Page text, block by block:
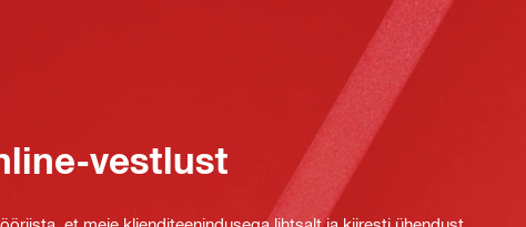
vestlust